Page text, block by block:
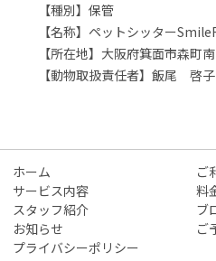
【種別】保管
【名称】ペットシッター
【所在地】大阪府箕面市森町
【動物取扱責任者】飯尾 啓子
ホーム
ご
サービス内容
料
スタッフ紹介
ブ
お知らせ
ご
プライバシーポリシー